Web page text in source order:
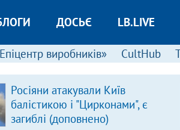
ДОСЬЄ LB.LIVE
виробників» CultHub
Росіяни атакували Київ
балістикою і "Цирконами", є
загиблі (доповнено)